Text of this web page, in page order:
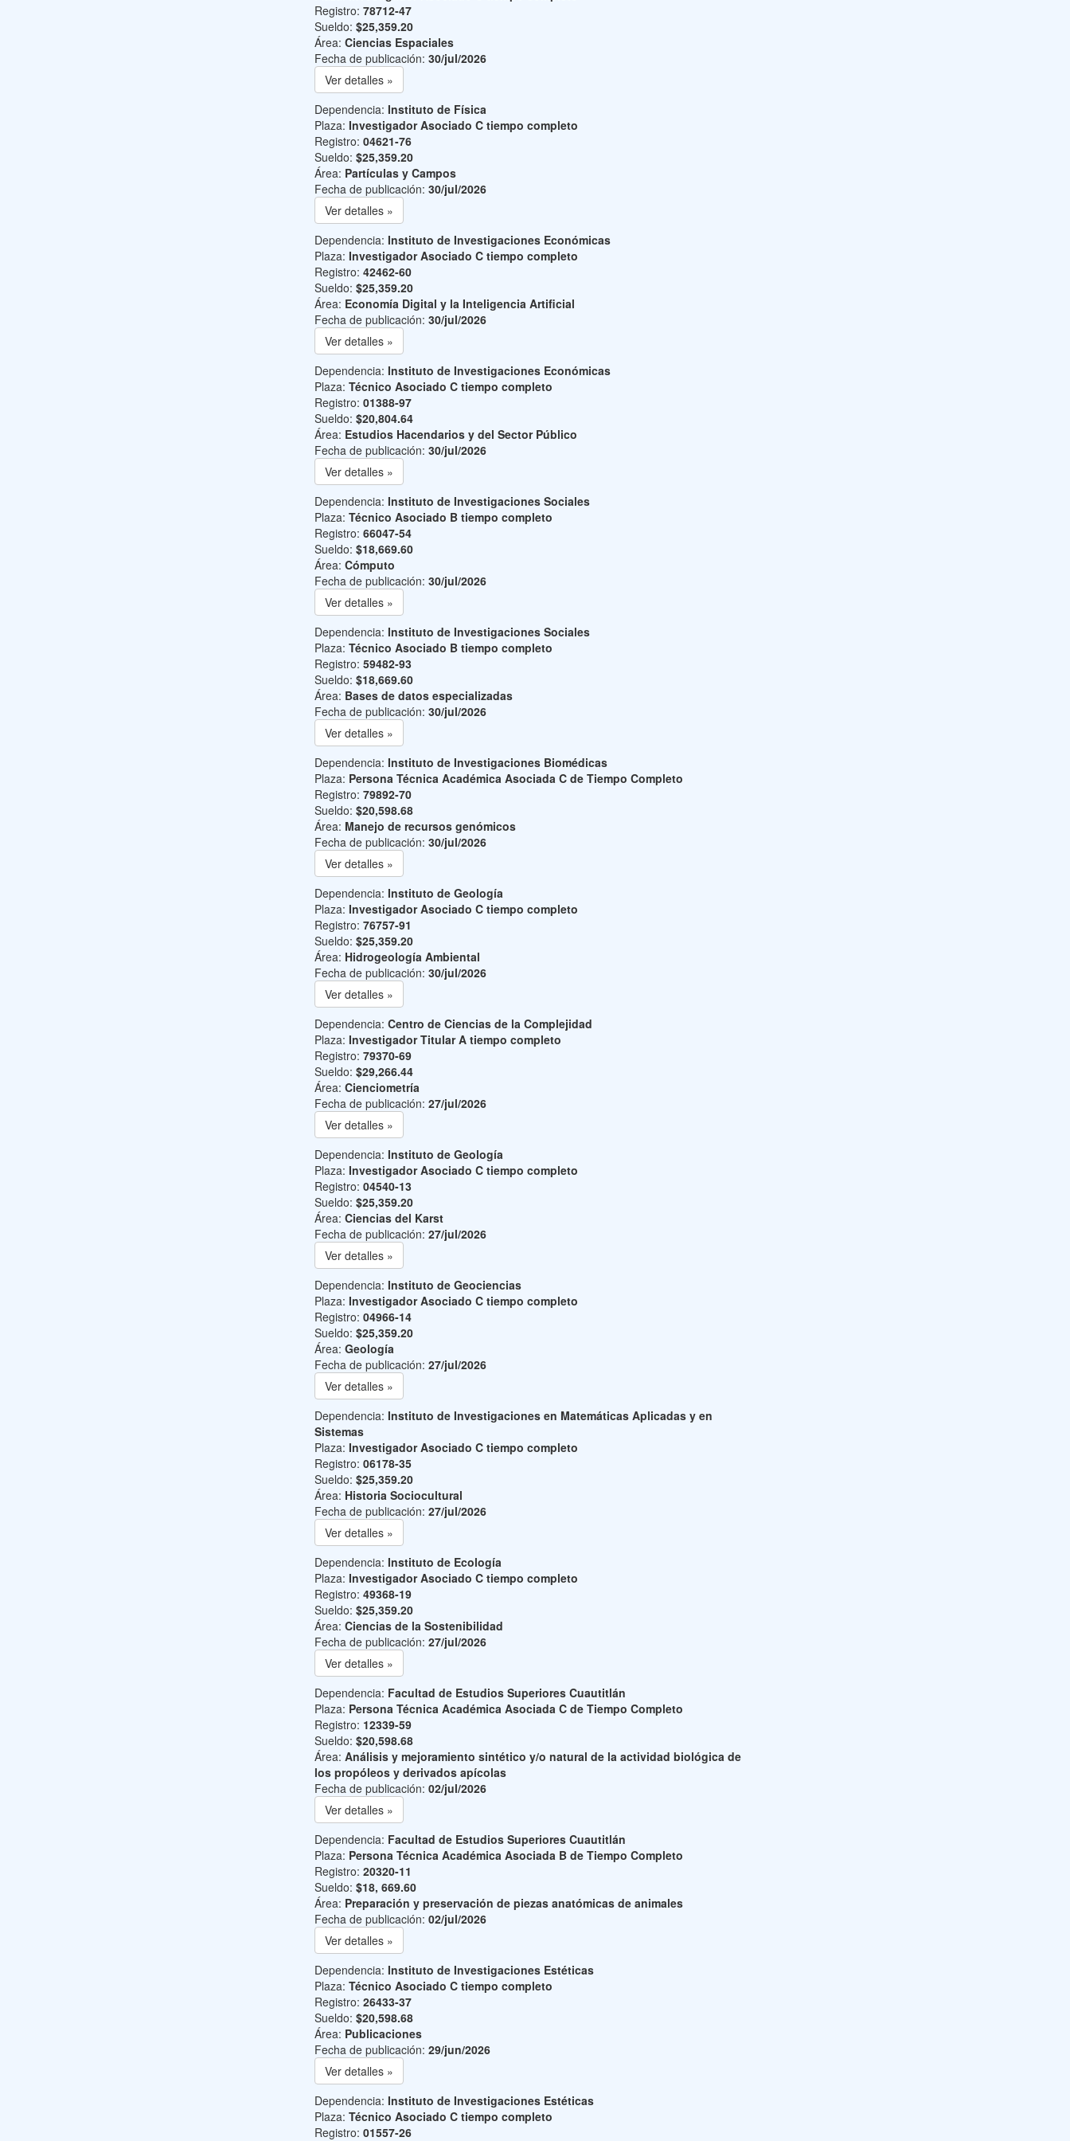
Registro: 78712-47
Sueldo: $25,359.20
Área: Ciencias Espaciales
Fecha de publicación: 30/jul/2026
Ver detalles »
Dependencia: Instituto de Física
Plaza: Investigador Asociado C tiempo completo
Registro: 04621-76
Sueldo: $25,359.20
Área: Partículas y Campos
Fecha de publicación: 30/jul/2026
Ver detalles »
Dependencia: Instituto de Investigaciones Económicas
Plaza: Investigador Asociado C tiempo completo
Registro: 42462-60
Sueldo: $25,359.20
Área: Economía Digital y la Inteligencia Artificial
Fecha de publicación: 30/jul/2026
Ver detalles »
Dependencia: Instituto de Investigaciones Económicas
Plaza: Técnico Asociado C tiempo completo
Registro: 01388-97
Sueldo: $20,804.64
Área: Estudios Hacendarios y del Sector Público
Fecha de publicación: 30/jul/2026
Ver detalles »
Dependencia: Instituto de Investigaciones Sociales
Plaza: Técnico Asociado B tiempo completo
Registro: 66047-54
Sueldo: $18,669.60
Área: Cómputo
Fecha de publicación: 30/jul/2026
Ver detalles »
Dependencia: Instituto de Investigaciones Sociales
Plaza: Técnico Asociado B tiempo completo
Registro: 59482-93
Sueldo: $18,669.60
Área: Bases de datos especializadas
Fecha de publicación: 30/jul/2026
Ver detalles »
Dependencia: Instituto de Investigaciones Biomédicas
Plaza: Persona Técnica Académica Asociada C de Tiempo Completo
Registro: 79892-70
Sueldo: $20,598.68
Área: Manejo de recursos genómicos
Fecha de publicación: 30/jul/2026
Ver detalles »
Dependencia: Instituto de Geología
Plaza: Investigador Asociado C tiempo completo
Registro: 76757-91
Sueldo: $25,359.20
Área: Hidrogeología Ambiental
Fecha de publicación: 30/jul/2026
Ver detalles »
Dependencia: Centro de Ciencias de la Complejidad
Plaza: Investigador Titular A tiempo completo
Registro: 79370-69
Sueldo: $29,266.44
Área: Cienciometría
Fecha de publicación: 27/jul/2026
Ver detalles »
Dependencia: Instituto de Geología
Plaza: Investigador Asociado C tiempo completo
Registro: 04540-13
Sueldo: $25,359.20
Área: Ciencias del Karst
Fecha de publicación: 27/jul/2026
Ver detalles »
Dependencia: Instituto de Geociencias
Plaza: Investigador Asociado C tiempo completo
Registro: 04966-14
Sueldo: $25,359.20
Área: Geología
Fecha de publicación: 27/jul/2026
Ver detalles »
Dependencia: Instituto de Investigaciones en Matemáticas Aplicadas y en
Sistemas
Plaza: Investigador Asociado C tiempo completo
Registro: 06178-35
Sueldo: $25,359.20
Área: Historia Sociocultural
Fecha de publicación: 27/jul/2026
Ver detalles »
Dependencia: Instituto de Ecología
Plaza: Investigador Asociado C tiempo completo
Registro: 49368-19
Sueldo: $25,359.20
Área: Ciencias de la Sostenibilidad
Fecha de publicación: 27/jul/2026
Ver detalles »
Dependencia: Facultad de Estudios Superiores Cuautitlán
Plaza: Persona Técnica Académica Asociada C de Tiempo Completo
Registro: 12339-59
Sueldo: $20,598.68
Área: Análisis y mejoramiento sintético y/o natural de la actividad biológica de
los propóleos y derivados apícolas
Fecha de publicación: 02/jul/2026
Ver detalles »
Dependencia: Facultad de Estudios Superiores Cuautitlán
Plaza: Persona Técnica Académica Asociada B de Tiempo Completo
Registro: 20320-11
Sueldo: $18, 669.60
Área: Preparación y preservación de piezas anatómicas de animales
Fecha de publicación: 02/jul/2026
Ver detalles »
Dependencia: Instituto de Investigaciones Estéticas
Plaza: Técnico Asociado C tiempo completo
Registro: 26433-37
Sueldo: $20,598.68
Área: Publicaciones
Fecha de publicación: 29/jun/2026
Ver detalles »
Dependencia: Instituto de Investigaciones Estéticas
Plaza: Técnico Asociado C tiempo completo
Registro: 01557-26